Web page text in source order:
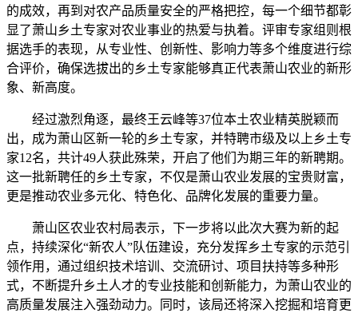
的成效，再到对农产品质量安全的严格把控，每一个细节都彰
显了萧山乡土专家对农业事业的热爱与执着。评审专家组则根
据选手的表现，从专业性、创新性、影响力等多个维度进行综
合评价，确保选拔出的乡土专家能够真正代表萧山农业的新形
象、新高度。
经过激烈角逐，最终王云峰等37位本土农业精英脱颖而
出，成为萧山区新一轮的乡土专家，并特聘市级及以上乡土专
家12名，共计49人获此殊荣，开启了他们为期三年的新聘期。
这一批新聘任的乡土专家，不仅是萧山农业发展的宝贵财富，
更是推动农业多元化、特色化、品牌化发展的重要力量。
萧山区农业农村局表示，下一步将以此次大赛为新的起
点，持续深化“新农人”队伍建设，充分发挥乡土专家的示范引
领作用，通过组织技术培训、交流研讨、项目扶持等多种形
式，不断提升乡土人才的专业技能和创新能力，为萧山农业的
高质量发展注入强劲动力。同时，该局还将深入挖掘和培育更